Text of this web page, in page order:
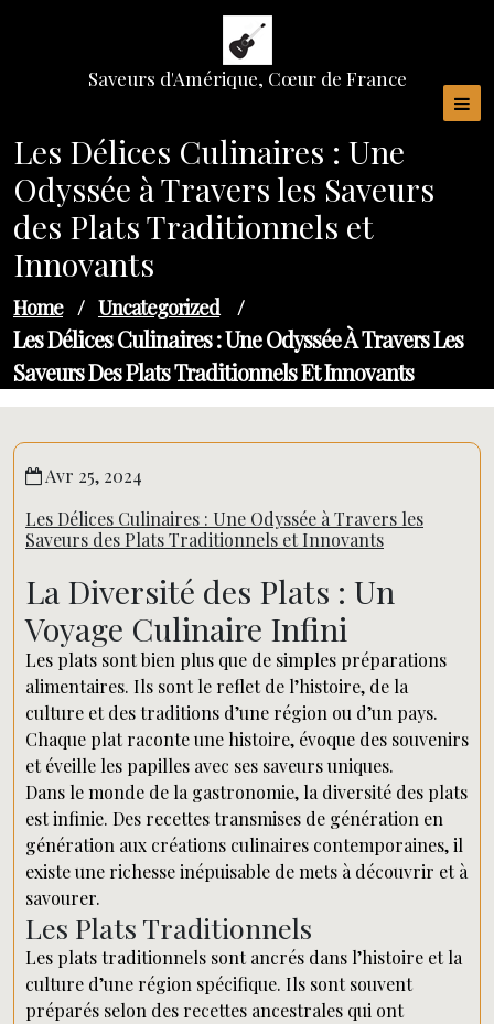
Saveurs d'Amérique, Cœur de France
Les Délices Culinaires : Une
Odyssée à Travers les Saveurs
des Plats Traditionnels et
Innovants
Home / Uncategorized /
Les Délices Culinaires : Une Odyssée À Travers Les
Saveurs Des Plats Traditionnels Et Innovants
Avr 25, 2024
Les Délices Culinaires : Une Odyssée à Travers les
Saveurs des Plats Traditionnels et Innovants
La Diversité des Plats : Un
Voyage Culinaire Infini
Les plats sont bien plus que de simples préparations
alimentaires. Ils sont le reflet de l’histoire, de la
culture et des traditions d’une région ou d’un pays.
Chaque plat raconte une histoire, évoque des souvenirs
et éveille les papilles avec ses saveurs uniques.
Dans le monde de la gastronomie, la diversité des plats
est infinie. Des recettes transmises de génération en
génération aux créations culinaires contemporaines, il
existe une richesse inépuisable de mets à découvrir et à
savourer.
Les Plats Traditionnels
Les plats traditionnels sont ancrés dans l’histoire et la
culture d’une région spécifique. Ils sont souvent
préparés selon des recettes ancestrales qui ont